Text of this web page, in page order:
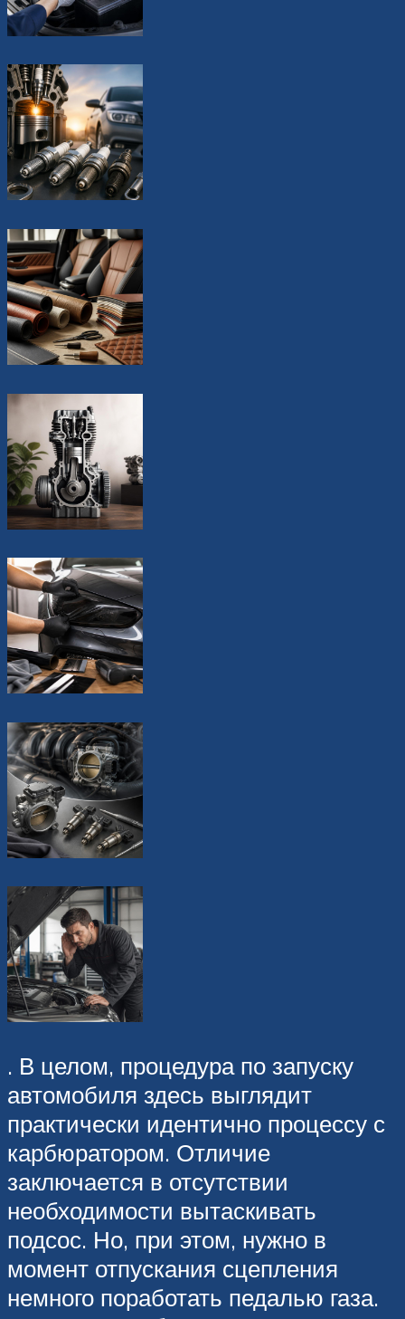
. В целом, процедура по запуску
автомобиля здесь выглядит
практически идентично процессу с
карбюратором. Отличие
заключается в отсутствии
необходимости вытаскивать
подсос. Но, при этом, нужно в
момент отпускания сцепления
немного поработать педалью газа.